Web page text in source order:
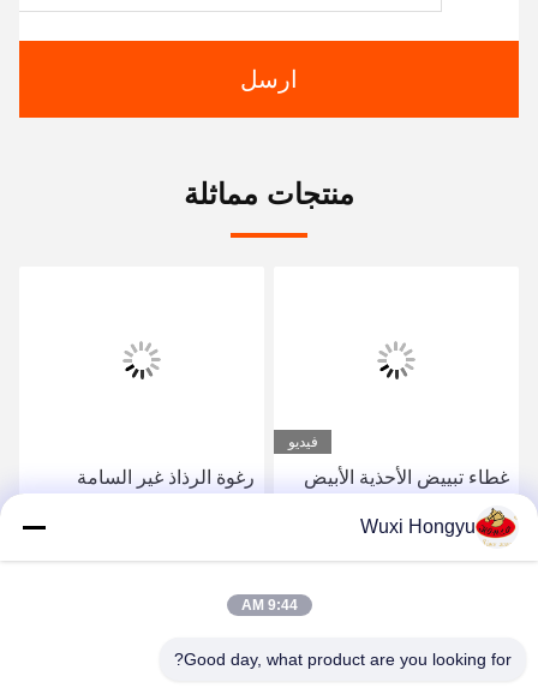
ارسل
منتجات مماثلة
فيديو
غطاء تبييض الأحذية الأبيض
لون الحذاء مع مطبق الإسفنج
تبييض الصبغة السائلة
مخصص OEM
احصل على افضل سعر
رغوة الرذاذ غير السامة
Wuxi Hongyu
9:44 AM
Good day, what product are you looking for?